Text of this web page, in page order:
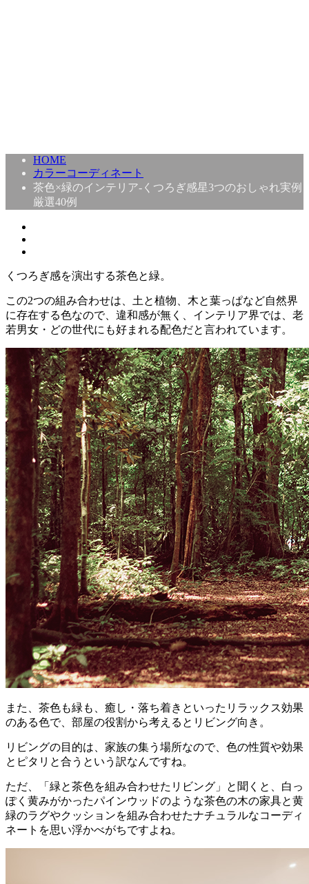
HOME
カラーコーディネート
茶色×緑のインテリア-くつろぎ感星3つのおしゃれ実例
厳選40例
くつろぎ感を演出する茶色と緑。
この2つの組み合わせは、土と植物、木と葉っぱなど自然界
に存在する色なので、違和感が無く、 インテリア界では、老
若男女・どの世代にも好まれる配色だと言われています。
また、茶色も緑も、癒し・落ち着きといったリラックス効果
のある色で、部屋の役割から考えるとリビング向き。
リビングの目的は、家族の集う場所なので、色の性質や効果
とピタリと合うという訳なんですね。
ただ、「緑と茶色を組み合わせたリビング」と聞くと、白っ
ぽく黄みがかったパインウッドのような茶色の木の家具と黄
緑のラグやクッションを組み合わせたナチュラルなコーディ
ネートを思い浮かべがちですよね。